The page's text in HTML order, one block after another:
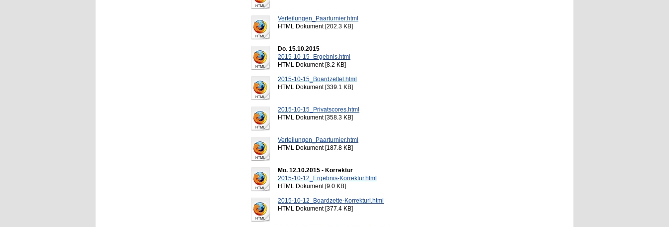
Verteilungen_Paarturnier.html
HTML Dokument [202.3 KB]
Do. 15.10.2015
2015-10-15_Ergebnis.html
HTML Dokument [8.2 KB]
2015-10-15_Boardzettel.html
HTML Dokument [339.1 KB]
2015-10-15_Privatscores.html
HTML Dokument [358.3 KB]
Verteilungen_Paarturnier.html
HTML Dokument [187.8 KB]
Mo. 12.10.2015 - Korrektur
2015-10-12_Ergebnis-Korrektur.html
HTML Dokument [9.0 KB]
2015-10-12_Boardzette-Korrekturl.html
HTML Dokument [377.4 KB]